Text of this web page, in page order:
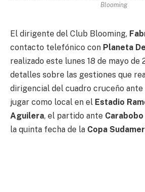
Blooming
El dirigente del Club Blooming,
contacto telefónico con Planeta
realizado este lunes 18 de mayo de
detalles sobre las gestiones que
dirigencial del cuadro cruceño ante
jugar como local en el Estadio
Aguilera, el partido ante
la quinta fecha de la Copa